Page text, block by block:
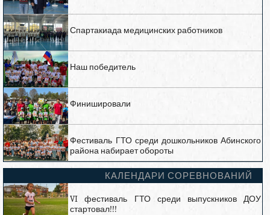
Спартакиада медицинских работников
Наш победитель
Финишировали
Фестиваль ГТО среди дошкольников Абинского
района набирает обороты
КАЛЕНДАРИ СОРЕВНОВАНИЙ
VI фестиваль ГТО среди выпускников ДОУ
стартовал!!!